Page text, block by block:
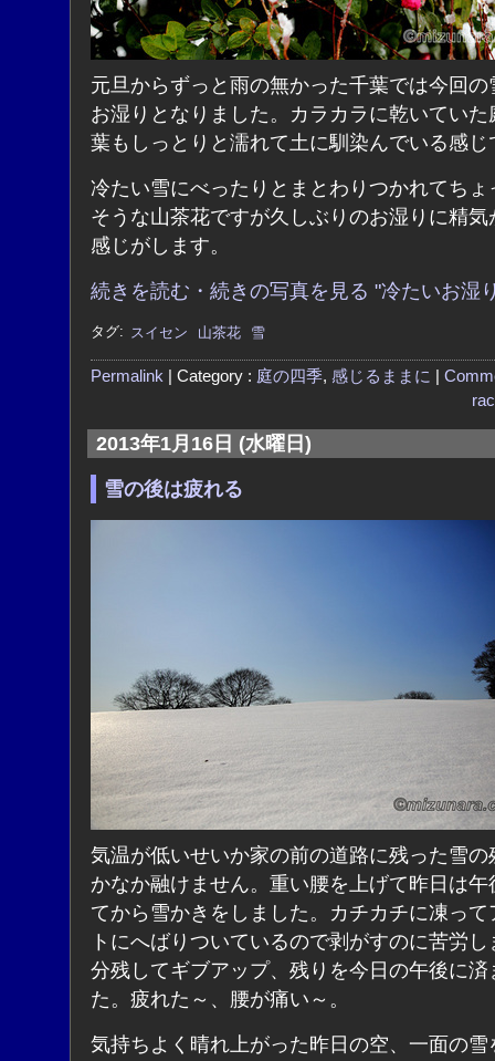
元旦からずっと雨の無かった千葉では今回の
お湿りとなりました。カラカラに乾いていた
葉もしっとりと濡れて土に馴染んでいる感じ
冷たい雪にべったりとまとわりつかれてちょ
そうな山茶花ですが久しぶりのお湿りに精気
感じがします。
続きを読む・続きの写真を見る "冷たいお湿
タグ: スイセン 山茶花 雪
Permalink | Category : 庭の四季, 感じるままに
2013年1月16日 (水曜日)
雪の後は疲れる
気温が低いせいか家の前の道路に残った雪の
かなか融けません。重い腰を上げて昨日は午
てから雪かきをしました。カチカチに凍って
トにへばりついているので剥がすのに苦労し
分残してギブアップ、残りを今日の午後に済
た。疲れた～、腰が痛い～。
気持ちよく晴れ上がった昨日の空、一面の雪